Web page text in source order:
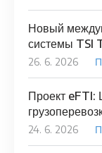
Новый
системы TSI
26. 6. 2026
Проект eFTI:
24. 6. 2026